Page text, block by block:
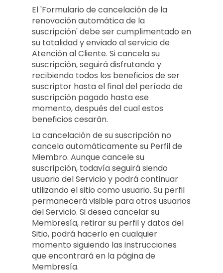
El 'Formulario de cancelación de la
renovación automática de la
suscripción' debe ser cumplimentado en
su totalidad y enviado al servicio de
Atención al Cliente. Si cancela su
suscripción, seguirá disfrutando y
recibiendo todos los beneficios de ser
suscriptor hasta el final del período de
suscripción pagado hasta ese
momento, después del cual estos
beneficios cesarán.
La cancelación de su suscripción no
cancela automáticamente su Perfil de
Miembro. Aunque cancele su
suscripción, todavía seguirá siendo
usuario del Servicio y podrá continuar
utilizando el sitio como usuario. Su perfil
permanecerá visible para otros usuarios
del Servicio. Si desea cancelar su
Membresía, retirar su perfil y datos del
Sitio, podrá hacerlo en cualquier
momento siguiendo las instrucciones
que encontrará en la página de
Membresía.